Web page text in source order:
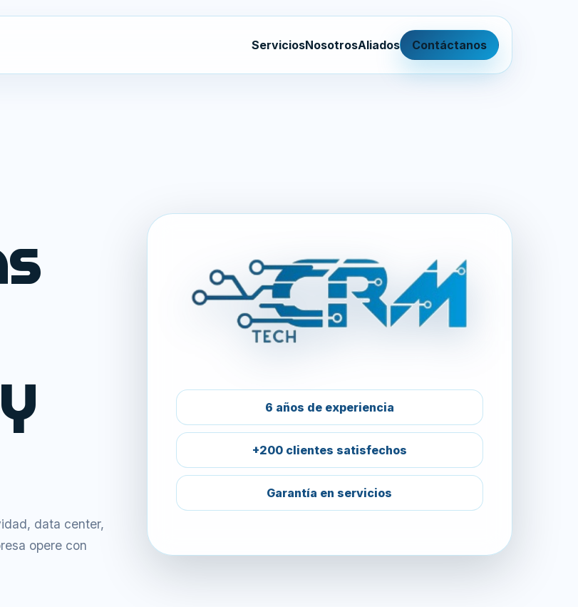
ServiciosNosotrosAliados Contáctanos
data center,
opere con
6 años de experiencia
+200 clientes satisfechos
Garantía en servicios